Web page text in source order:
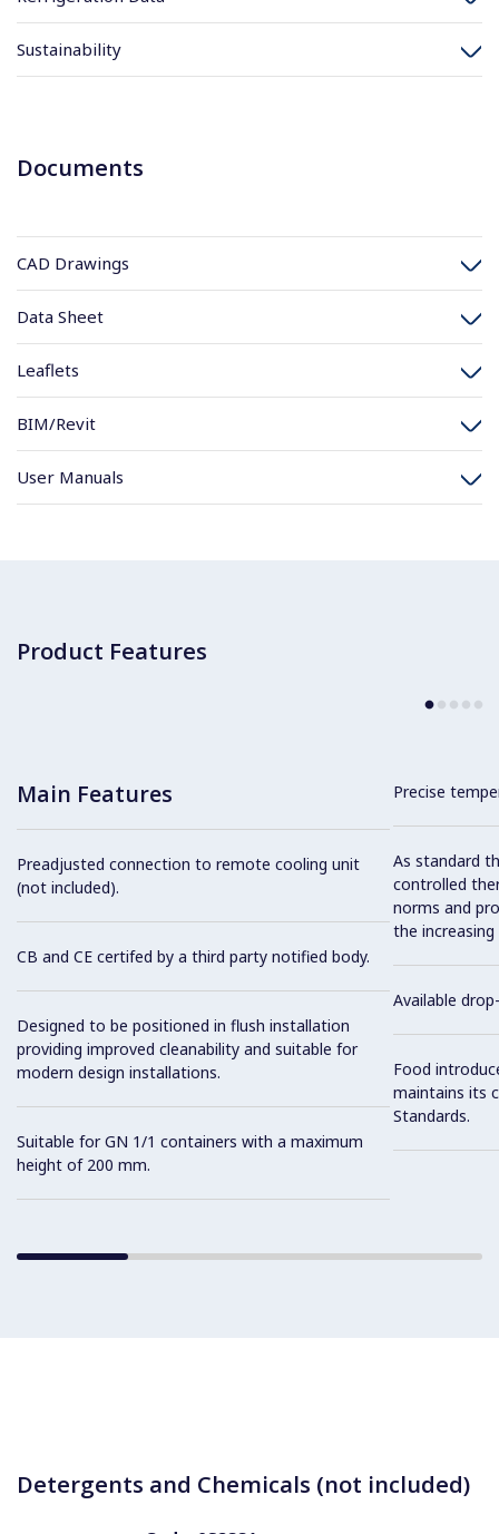
Sustainability
Documents
CAD Drawings
Data Sheet
Leaflets
BIM/Revit
User Manuals
Product Features
Main Features
Preadjusted connection to remote cooling unit
(not included).
CB and CE certifed by a third party notified body.
Designed to be positioned in flush installation
providing improved cleanability and suitable for
modern design installations.
Suitable for GN 1/1 containers with a maximum
height of 200 mm.
Precise
As standard
controlled
norms and
the
Available
Food
maintains its
Standards.
Detergents and Chemicals (not included)